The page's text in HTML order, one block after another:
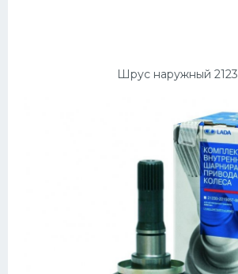
Шрус наружный 2123